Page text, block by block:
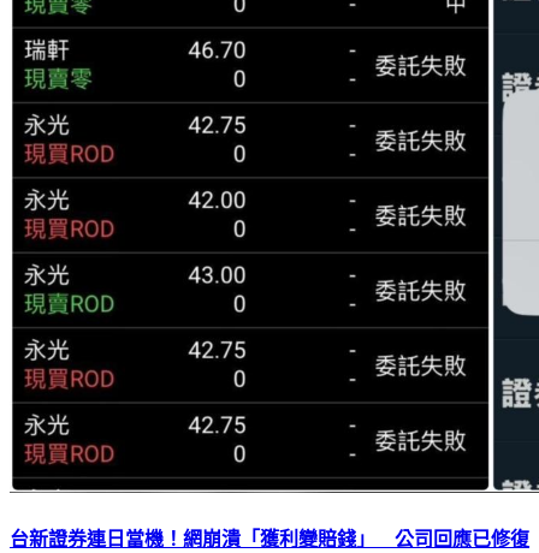
台新證券連日當機！網崩潰「獲利變賠錢」 公司回應已修復